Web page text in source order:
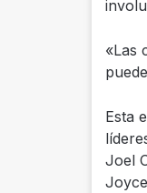
«Las
Esta
Joel